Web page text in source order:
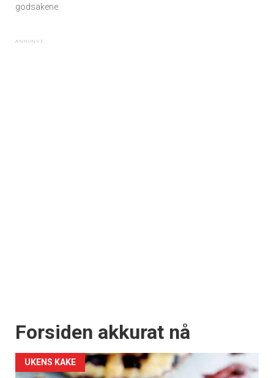
godsakene.
Forsiden akkurat nå
UKENS KAKE